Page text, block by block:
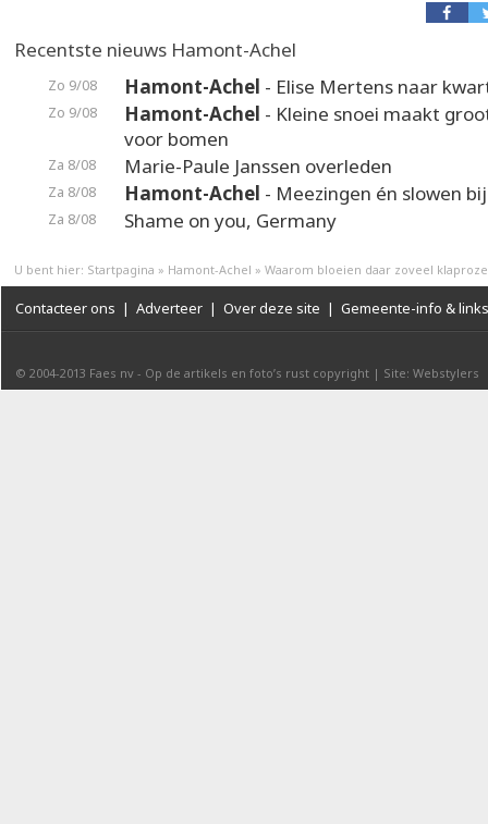
Recentste nieuws Hamont-Achel
Zo 9/08 Hamont-Achel - Elise Mertens naar
Zo 9/08 Hamont-Achel - Kleine snoei maakt
voor bomen
Za 8/08 Marie-Paule Janssen overleden
Za 8/08 Hamont-Achel - Meezingen én slowen
Za 8/08 Shame on you, Germany
U bent hier: Startpagina » Hamont-Achel » Waarom bloeien daar zoveel
Contacteer ons | Adverteer | Over deze site | Gemeente-info & links
© 2004-2013 Faes nv - Op de artikels en foto’s rust copyright | Site: Webstylers